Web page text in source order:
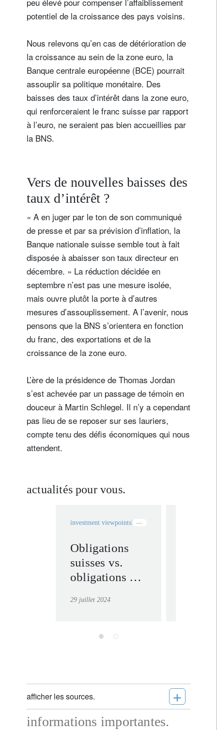
potentiel de la croissance des pays voisins.
Nous relevons qu’en cas de détérioration de
la croissance au sein de la zone euro, la
Banque centrale européenne (BCE) pourrait
assouplir sa politique monétaire. Des
baisses des taux d’intérêt dans la zone euro,
qui renforceraient le franc suisse par rapport
à l’euro, ne seraient pas bien accueillies par
la BNS.
Vers de nouvelles baisses des
taux d’intérêt ?
« A en juger par le ton de son communiqué
de presse et par sa prévision d’inflation, la
Banque nationale suisse semble tout à fait
disposée à abaisser son taux directeur en
décembre. » La réduction décidée en
septembre n’est pas une mesure isolée,
mais ouvre plutôt la porte à d’autres
mesures d’assouplissement. A l’avenir, nous
pensons que la BNS s’orientera en fonction
du franc, des exportations et de la
croissance de la zone euro.
L’ère de la présidence de Thomas Jordan
s’est achevée par un passage de témoin en
douceur à Martin Schlegel. Il n’y a cependant
pas lieu de se reposer sur ses lauriers,
compte tenu des défis économiques qui nous
attendent.
actualités pour vous.
investment viewpoints Institutional
Obligations
suisses vs.
obligations en
étrangères
29 juillet 2024
afficher les sources. +
informations importantes.